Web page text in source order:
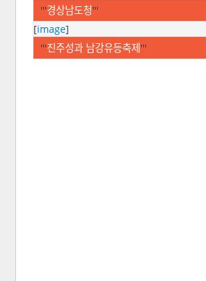
'''경상남도청'''
[image]
'''진주성과 남강유등축제 '''